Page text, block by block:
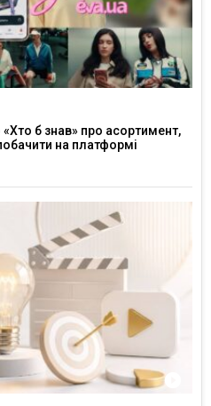
б знав» про асортимент,
на платформі